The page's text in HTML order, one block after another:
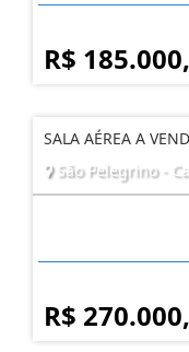
R$
SALA AÉREA A
São Pelegrino -
R$